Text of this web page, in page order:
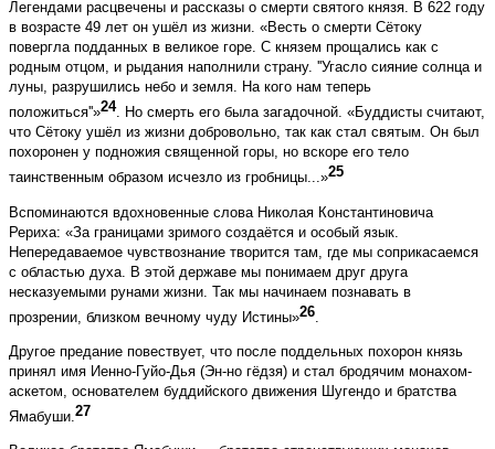
Легендами расцвечены и рассказы о смерти святого князя. В 622 году
в возрасте 49 лет он ушёл из жизни. «Весть о смерти Сётоку
повергла подданных в великое горе. С князем прощались как с
родным отцом, и рыдания наполнили страну. ''Угасло сияние солнца и
луны, разрушились небо и земля. На кого нам теперь
положиться''»24. Но смерть его была загадочной. «Буддисты считают,
что Сётоку ушёл из жизни добровольно, так как стал святым. Он был
похоронен у подножия священной горы, но вскоре его тело
таинственным образом исчезло из гробницы...»25
Вспоминаются вдохновенные слова Николая Константиновича
Рериха: «За границами зримого создаётся и особый язык.
Непередаваемое чувствознание творится там, где мы соприкасаемся
с областью духа. В этой державе мы понимаем друг друга
несказуемыми рунами жизни. Так мы начинаем познавать в
прозрении, близком вечному чуду Истины»26
Другое предание повествует, что после поддельных похорон князь
принял имя Иенно-Гуйо-Дья (Эн-но гёдзя) и стал бродячим монахом-
аскетом, основателем буддийского движения Шугендо и братства
Ямабуши.27